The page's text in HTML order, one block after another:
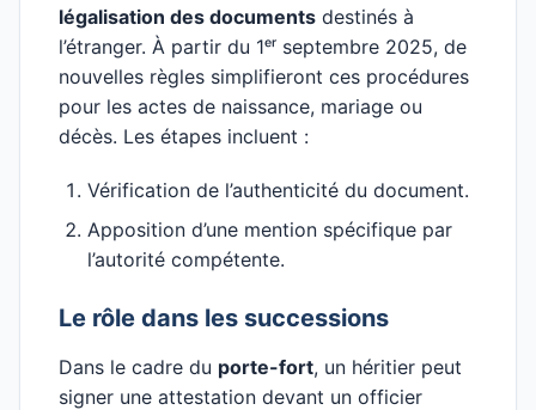
légalisation des documents destinés à
l’étranger. À partir du 1ᵉʳ septembre 2025, de
nouvelles règles simplifieront ces procédures
pour les actes de naissance, mariage ou
décès. Les étapes incluent :
Vérification de l’authenticité du document.
Apposition d’une mention spécifique par
l’autorité compétente.
Le rôle dans les successions
Dans le cadre du porte-fort, un héritier peut
signer une attestation devant un officier